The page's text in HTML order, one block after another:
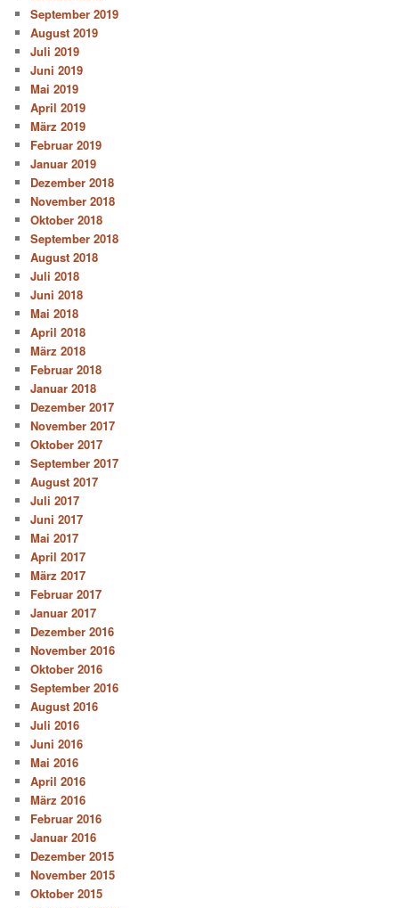
September 2019
August 2019
Juli 2019
Juni 2019
Mai 2019
April 2019
März 2019
Februar 2019
Januar 2019
Dezember 2018
November 2018
Oktober 2018
September 2018
August 2018
Juli 2018
Juni 2018
Mai 2018
April 2018
März 2018
Februar 2018
Januar 2018
Dezember 2017
November 2017
Oktober 2017
September 2017
August 2017
Juli 2017
Juni 2017
Mai 2017
April 2017
März 2017
Februar 2017
Januar 2017
Dezember 2016
November 2016
Oktober 2016
September 2016
August 2016
Juli 2016
Juni 2016
Mai 2016
April 2016
März 2016
Februar 2016
Januar 2016
Dezember 2015
November 2015
Oktober 2015